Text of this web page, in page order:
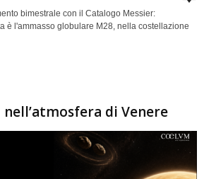
bimestrale con il Catalogo Messier:
è l'ammasso globulare M28, nella costellazione
di Venere